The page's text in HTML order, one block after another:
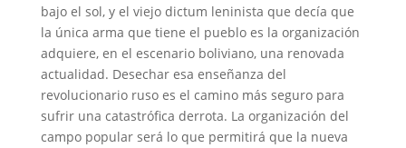
bajo el sol, y el viejo dictum leninista que decía que
la única arma que tiene el pueblo es la organización
adquiere, en el escenario boliviano, una renovada
actualidad. Desechar esa enseñanza del
revolucionario ruso es el camino más seguro para
sufrir una catastrófica derrota. La organización del
campo popular será lo que permitirá que la nueva